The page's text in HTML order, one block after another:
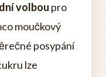
volbou pro
moučkový
posypání
lze